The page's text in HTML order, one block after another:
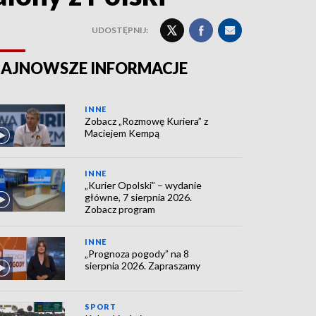
UDOSTĘPNIJ:
INFORMACJE
INNE
Zobacz „Rozmowę Kuriera” z
Maciejem Kempą
INNE
„Kurier Opolski” – wydanie
główne, 7 sierpnia 2026.
Zobacz program
INNE
„Prognoza pogody” na 8
sierpnia 2026. Zapraszamy
SPORT